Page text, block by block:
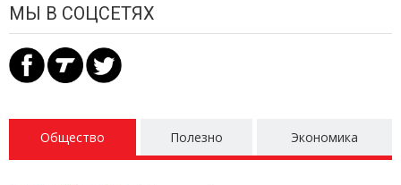
МЫ В СОЦСЕТЯХ
Общество Полезно Экономика